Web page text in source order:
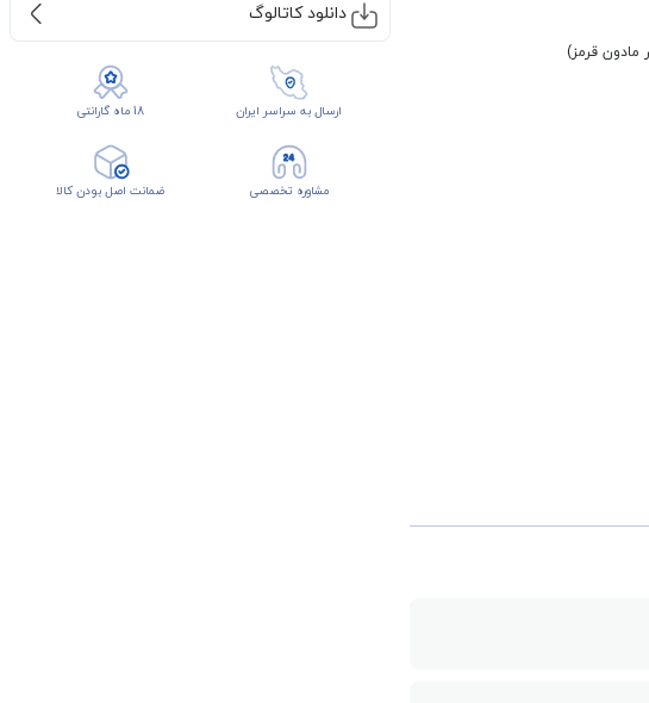
دانلود کاتالوگ
ارسال به سراسر ایران 18 ماه گارانتی
مشاوره تخصصی ضمانت اصل بودن کالا